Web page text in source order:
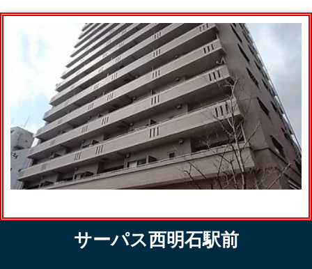
サーパス西明石駅前